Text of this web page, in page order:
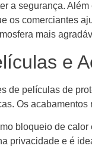
a segurança. Além
os comerciantes
mais
e
de películas de
Os acabamentos
bloqueio de
privacidade e é